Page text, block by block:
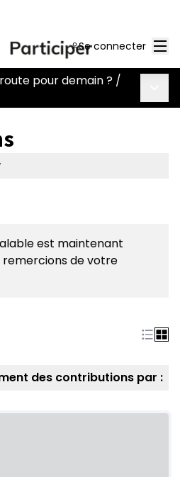
Se connecter
pour demain ? /
est maintenant
remercions de votre
des contributions par :